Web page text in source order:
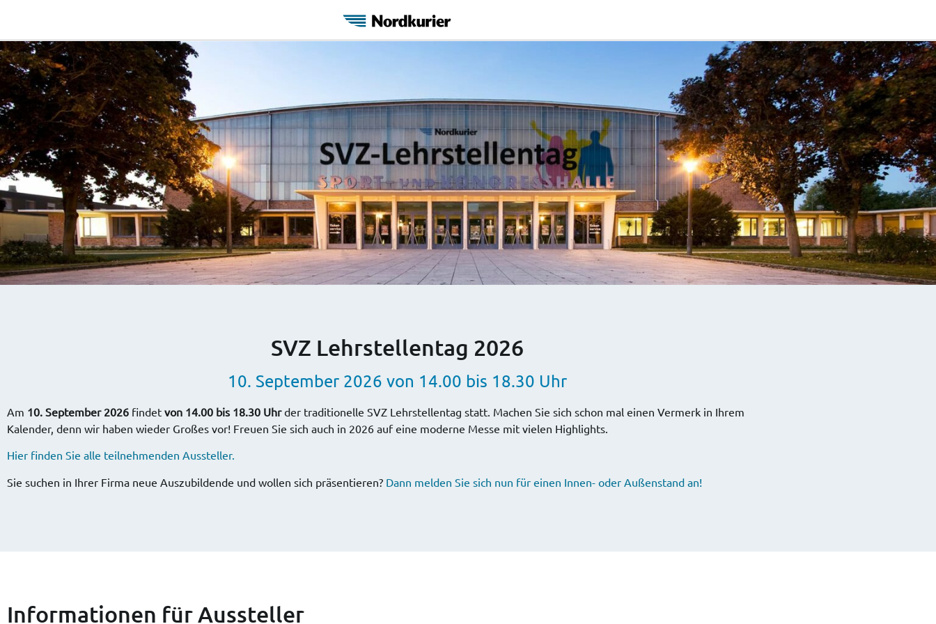
SVZ Lehrstellentag 2026
10. September 2026 von 14.00 bis 18.30 Uhr
Am 10. September 2026 findet von 14.00 bis 18.30 Uhrder traditionelle SVZ Lehrstellentag statt. Machen Sie sich schon mal einen Vermerk in Ihrem
Kalender, denn wir haben wieder Großes vor! Freuen Sie sich auch in 2026 auf eine moderne Messe mit vielen Highlights.
Hier finden Sie alle teilnehmenden Aussteller.
Sie suchen in Ihrer Firma neue Auszubildende und wollen sich präsentieren? Dann melden Sie sich nun für einen Innen- oder Außenstand an!
Informationen für Aussteller